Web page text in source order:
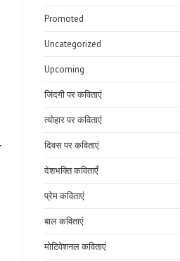
Promoted
Uncategorized
Upcoming
जिंदगी पर कविताएं
त्योहार पर कविताएं
दिवस पर कविताएं
देशभक्ति कविताएँ
प्रेम कविताएं
बाल कविताएं
मोटिवेशनल कविताएं